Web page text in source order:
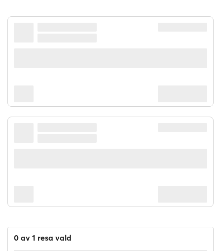
0 av 1 resa vald